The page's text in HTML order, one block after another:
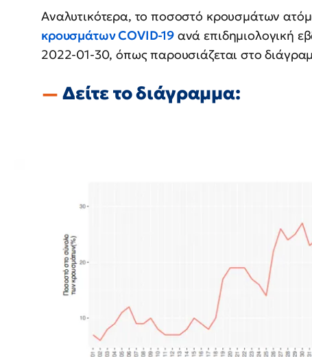
Αναλυτικότερα, το ποσοστό κρουσμάτων
κρουσμάτων COVID-19ανά επιδημιολογική
2022-01-30, όπως παρουσιάζεται στο
Δείτε το διάγραμμα: